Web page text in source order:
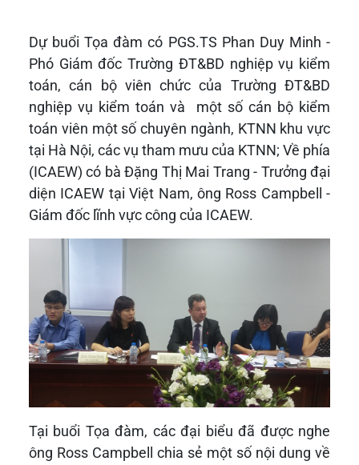
Dự buổi Tọa đàm có PGS.TS Phan Duy Minh -
Phó Giám đốc Trường ĐT&BD nghiệp vụ kiểm
toán, cán bộ viên chức của Trường ĐT&BD
nghiệp vụ kiểm toán và một số cán bộ kiểm
toán viên một số chuyên ngành, KTNN khu vực
tại Hà Nội, các vụ tham mưu của KTNN; Về phía
(ICAEW) có bà Đặng Thị Mai Trang - Trưởng đại
diện ICAEW tại Việt Nam, ông Ross Campbell -
Giám đốc lĩnh vực công của ICAEW.
Tại buổi Tọa đàm, các đại biểu đã được nghe
ông Ross Campbell chia sẻ một số nội dung về